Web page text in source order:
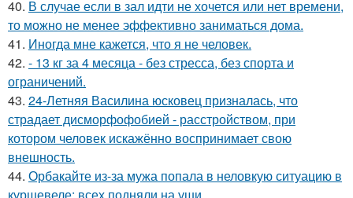
40. В случае если в зал идти не хочется или нет времени,
то можно не менее эффективно заниматься дома.
41. Иногда мне кажется, что я не человек.
42. - 13 кг за 4 месяца - без стресса, без спорта и
ограничений.
43. 24-Летняя Василина юсковец призналась, что
страдает дисморфофобией - расстройством, при
котором человек искажённо воспринимает свою
внешность.
44. Орбакайте из-за мужа попала в неловкую ситуацию в